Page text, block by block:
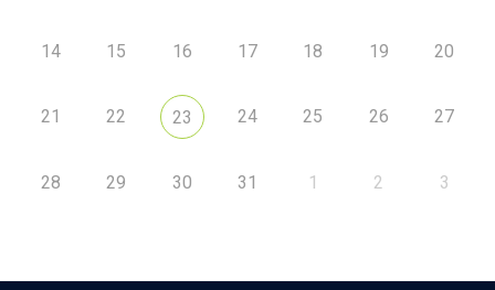
14 15 16 17 18 19 20
21 22 23 24 25 26 27
28 29 30 31 1 2 3